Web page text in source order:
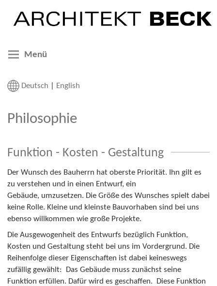
Menü
Deutsch English
Philosophie
Funktion - Kosten - Gestaltung
Der Wunsch des Bauherrn hat oberste Priorität. Ihn gilt es
zu verstehen und in einen Entwurf, ein
Gebäude, umzusetzen. Die Größe des Wunsches spielt dabei
keine Rolle. Kleine und kleinste Bauvorhaben sind bei uns
ebenso willkommen wie große Projekte.
Die Ausgewogenheit des Entwurfs bezüglich Funktion,
Kosten und Gestaltung steht bei uns im Vordergrund. Die
Reihenfolge dieser Eigenschaften ist dabei keineswegs
zufällig gewählt: Das Gebäude muss zunächst seine
Funktion erfüllen. Dafür wird es geschaffen. Diese Funktion